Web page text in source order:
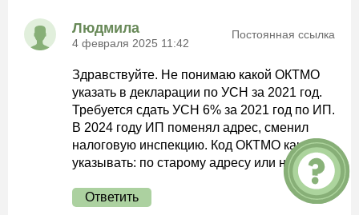
Людмила
4 февраля 2025 11:42
Постоянная ссылка
Здравствуйте. Не понимаю какой ОКТМО
указать в декларации по УСН за 2021 год.
Требуется сдать УСН 6% за 2021 год по ИП.
В 2024 году ИП поменял адрес, сменил
налоговую инспекцию. Код ОКТМО какой
указывать: по старому адресу или новому?
Ответить